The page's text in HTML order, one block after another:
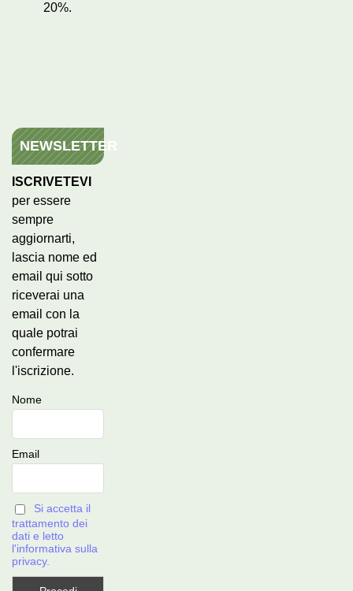
20%.
NEWSLETTER
ISCRIVETEVI
per essere
sempre
aggiornarti,
lascia nome ed
email qui sotto
riceverai una
email con la
quale potrai
confermare
l'iscrizione.
Nome
Email
Si accetta il
trattamento dei
dati e letto
l'informativa sulla
privacy.